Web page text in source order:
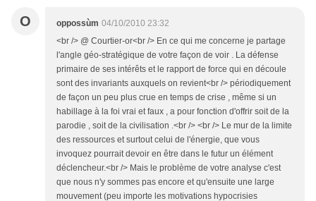
O oppossùm 04/10/2010 23:32
<br /> @ Courtier-or<br /> En ce qui me concerne je partage
l'angle géo-stratégique de votre façon de voir . La défense
primaire de ses intérêts et le rapport de force qui en découle
sont des invariants auxquels on revient<br /> périodiquement
de façon un peu plus crue en temps de crise , même si un
habillage à la foi vrai et faux , a pour fonction d'offrir soit de la
parodie , soit de la civilisation .<br /> <br /> Le mur de la limite
des ressources et surtout celui de l'énergie, que vous
invoquez pourrait devoir en être dans le futur un élément
déclencheur.<br /> Mais le problème de votre analyse c'est
que nous n'y sommes pas encore et qu'ensuite une large
mouvement (peu importe les motivations hypocrisies